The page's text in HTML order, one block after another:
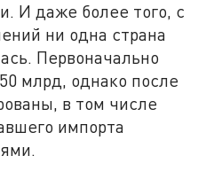
И даже более того, с
ни одна страна
Первоначально
млрд, однако после
в том числе
импорта